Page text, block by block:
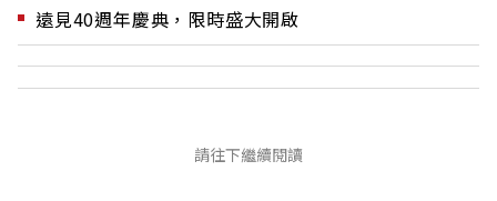
遠見40週年慶典，限時盛大開啟
請往下繼續閱讀